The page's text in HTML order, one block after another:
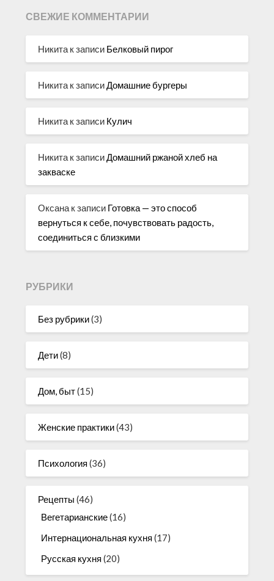
СВЕЖИЕ КОММЕНТАРИИ
Никита к записи Белковый пирог
Никита к записиДомашние бургеры
Никита к записи Кулич
Никита к записиДомашний ржаной хлеб на
закваске
Оксана к записи Готовка — это способ
вернуться к себе, почувствовать радость,
соединиться с близкими
РУБРИКИ
Без рубрики(3)
Дети(8)
Дом, быт(15)
Женские практики(43)
Психология (36)
Рецепты (46)
Вегетарианские(16)
Интернациональная кухня (17)
Русская кухня (20)